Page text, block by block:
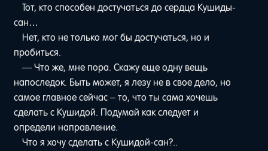
Тот, кто способен достучаться до сердца Кушиды-
сан…
Нет, кто не только мог бы достучаться, но и
пробиться.
— Что же, мне пора. Скажу еще одну вещь
напоследок. Быть может, я лезу не в свое дело, но
самое главное сейчас – то, что ты сама хочешь
сделать с Кушидой. Подумай как следует и
определи направление.
Что я хочу сделать с Кушидой-сан?..